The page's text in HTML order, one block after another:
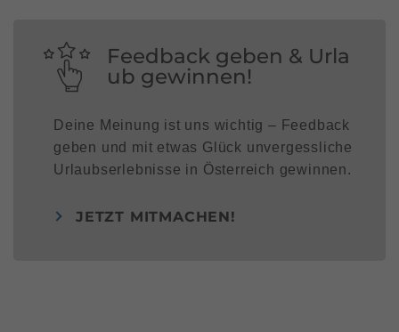
Feedback geben & Urla
ub gewinnen!
Deine Meinung ist uns wichtig – Feedback
geben und mit etwas Glück unvergessliche
Urlaubserlebnisse in Österreich gewinnen.
JETZT MITMACHEN!